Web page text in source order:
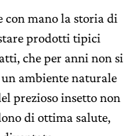
con mano la storia di
prodotti tipici
che per anni non si
ambiente naturale
prezioso insetto non
di ottima salute,